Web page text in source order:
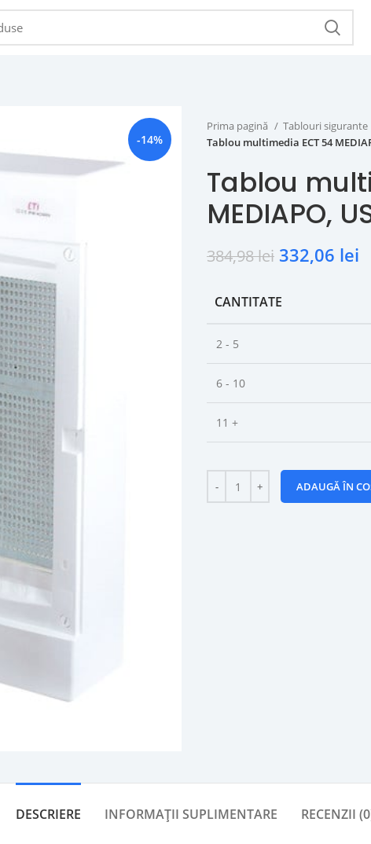
-14%
Prima pagină
Tablouri sigurante
Tablou multimedia ECT 54
Tablou
MEDIAPO,
384,98lei 332,06 lei
CANTITATE
2 - 5
6 - 10
11 +
ADAUGĂ ÎN
DESCRIERE INFORMAȚII SUPLIMENTARE RECENZII